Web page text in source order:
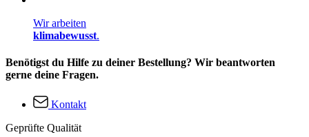
Wir arbeiten
klimabewusst.
Benötigst du Hilfe zu deiner Bestellung? Wir beantworten
gerne deine Fragen.
Kontakt
Geprüfte Qualität